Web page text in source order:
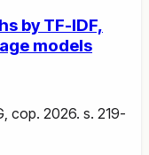
by TF-IDF,
models
cop. 2026. s. 219-